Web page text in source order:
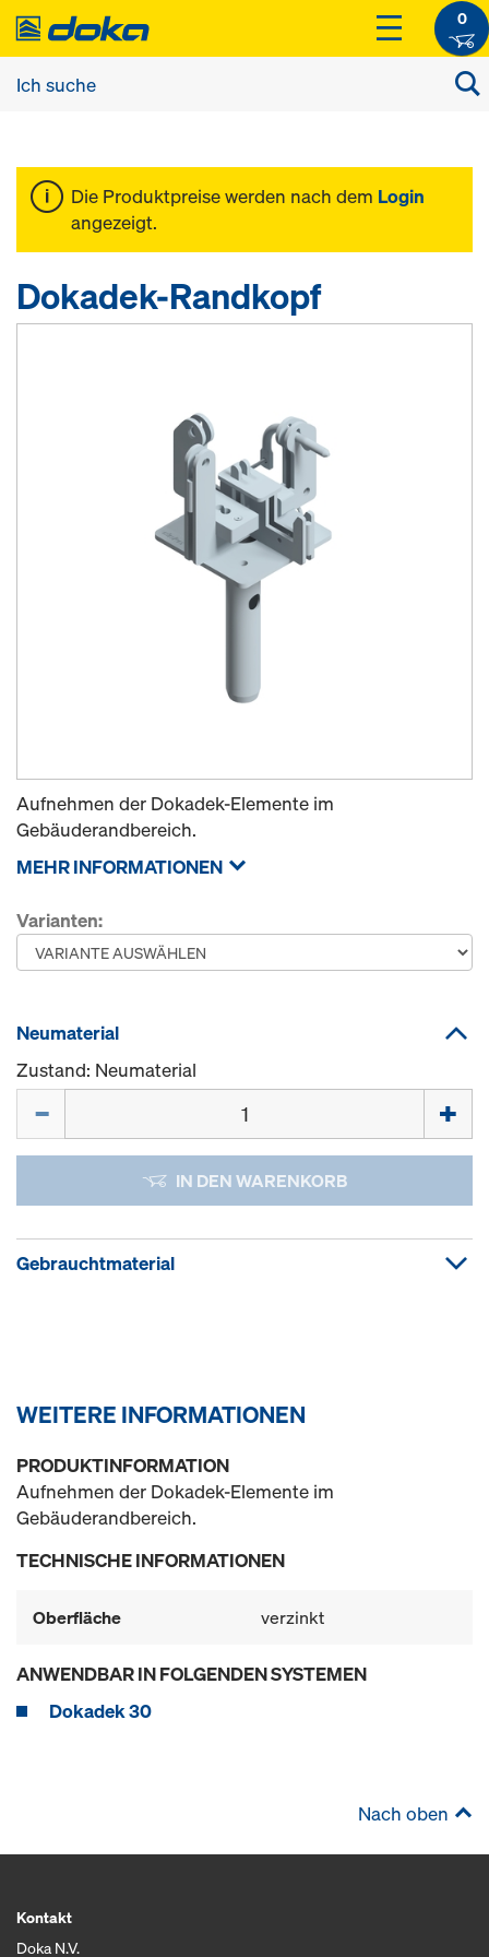
0
Die Produktpreise werden nach dem Login
angezeigt.
Dokadek-Randkopf
Aufnehmen der Dokadek-Elemente im
Gebäuderandbereich.
MEHR INFORMATIONEN
Varianten:
Neumaterial
Zustand: Neumaterial
IN DEN WARENKORB
Gebrauchtmaterial
WEITERE INFORMATIONEN
PRODUKTINFORMATION
Aufnehmen der Dokadek-Elemente im
Gebäuderandbereich.
TECHNISCHE INFORMATIONEN
Oberfläche verzinkt
ANWENDBAR IN FOLGENDEN SYSTEMEN
Dokadek 30
Nach oben
Kontakt
Doka N.V.